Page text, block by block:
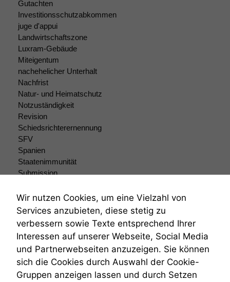
Gutachten
Investitionsschutzabkommen
juge d'appui
Landwirtschaftszone
Luxram-Gebäude
Miteigentum
nachehelicher Unterhalt
Nachfrist
Natur- und Heimatschutz
Notzuständigkeit
Revision
Schiedsrichterernennung
SFV
Spanien
Staatenimmunität
Submission
Teilungsklage
Venezuela
VRK
Wiederherstellungsanordnung
Zivilprozessordnung
ZPO
Zustellfiktion
Zuständigkeit
Wir nutzen Cookies, um eine Vielzahl von
Services anzubieten, diese stetig zu
verbessern sowie Texte entsprechend Ihrer
Interessen auf unserer Webseite, Social Media
und Partnerwebseiten anzuzeigen. Sie können
sich die Cookies durch Auswahl der Cookie-
Gruppen anzeigen lassen und durch Setzen
Marketing
Wir speichern
anonyme Daten ab,
um interne
marketingtechnische
Auswertungen
durchführen zu
können. Diese helfen